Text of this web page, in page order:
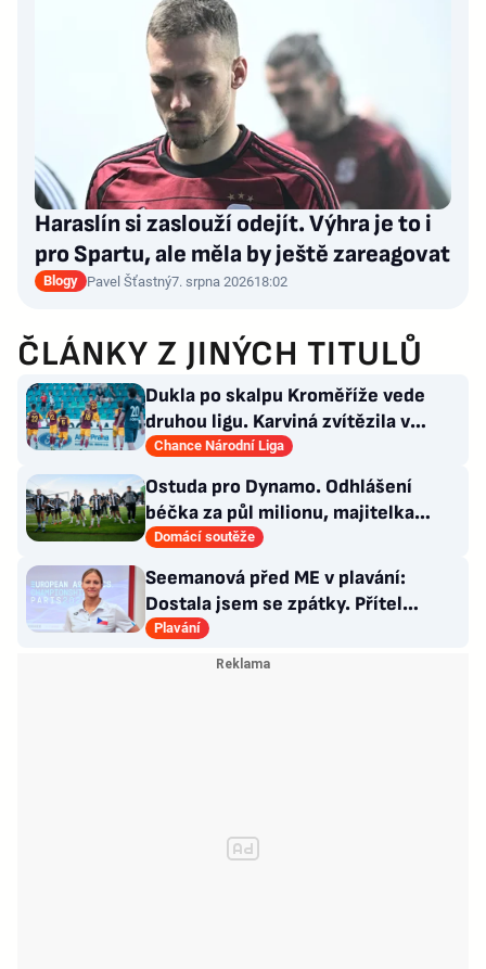
Haraslín si zaslouží odejít. Výhra je to i
pro Spartu, ale měla by ještě zareagovat
Blogy Pavel Šťastný7. srpna 202618:02
ČLÁNKY Z JINÝCH TITULŮ
Dukla po skalpu Kroměříže vede
druhou ligu. Karviná zvítězila v
Prostějově, remíza Ústí
Chance Národní Liga
Ostuda pro Dynamo. Odhlášení
béčka za půl milionu, majitelka
odmítla nabídku kraje
Domácí soutěže
Seemanová před ME v plavání:
Dostala jsem se zpátky. Přítel
Choupenitch? Motivuje mě
Plavání